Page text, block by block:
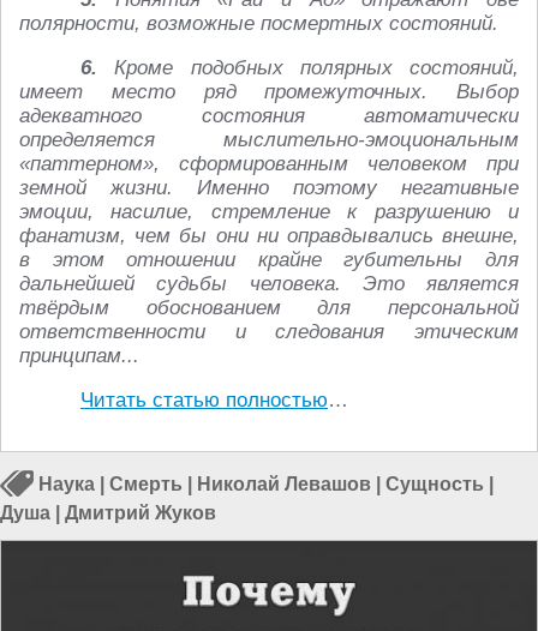
полярности, возможные посмертных состояний.
6.
Кроме подобных полярных состояний,
имеет место ряд промежуточных. Выбор
адекватного состояния автоматически
определяется мыслительно-эмоциональным
«паттерном», сформированным человеком при
земной жизни. Именно поэтому негативные
эмоции, насилие, стремление к разрушению и
фанатизм, чем бы они ни оправдывались внешне,
в этом отношении крайне губительны для
дальнейшей судьбы человека. Это является
твёрдым обоснованием для персональной
ответственности и следования этическим
принципам...
Читать статью полностью…
Наука Смерть Николай Левашов Сущность
Душа
Дмитрий Жуков